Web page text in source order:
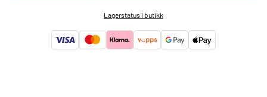
Lagerstatus i butikk